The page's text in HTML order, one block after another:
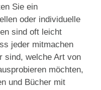
Sie ein
oder individuelle
sind oft leicht
jeder mitmachen
sind, welche Art von
möchten,
und Bücher mit